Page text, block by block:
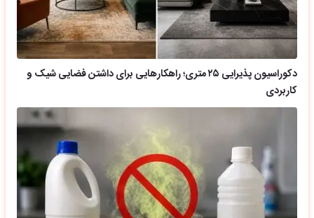
دکوراسیون پذیرایی ۲۵ متری؛ راهکارهایی برای داشتن فضایی شیک و
کاربردی